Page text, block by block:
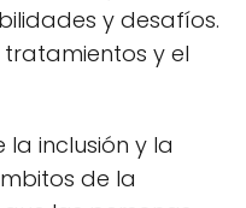
y desafíos.
y el
la inclusión y la
de la